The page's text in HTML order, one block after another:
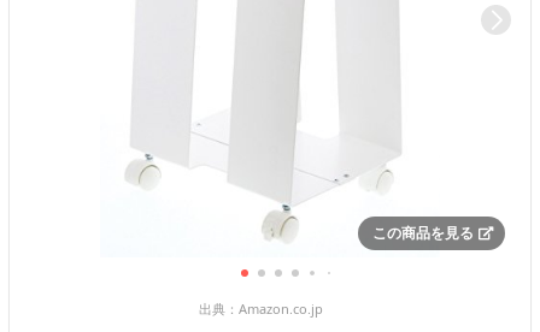
この商品を見る
出典： Amazon.co.jp